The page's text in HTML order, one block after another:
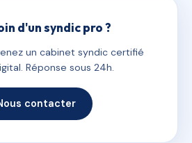
d'un syndic pro ?
un cabinet syndic certifié
Réponse sous 24h.
contacter